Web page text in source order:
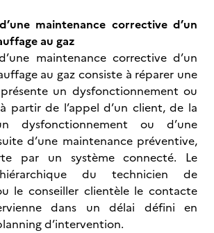
maintenance corrective d’un
au gaz
maintenance corrective d’un
au gaz consiste à réparer une
un dysfonctionnement ou
partir de l’appel d’un client, de la
dysfonctionnement ou d’une
d’une maintenance préventive,
par un système connecté. Le
du technicien de
le conseiller clientèle le contacte
dans un délai défini en
d’intervention.